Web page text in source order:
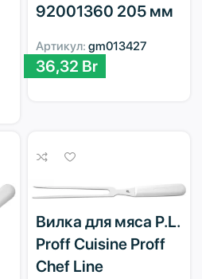
92001360 205 мм
Артикул: gm013427
36,32 Br
Вилка для мяса P.L.
Proff Cuisine Proff
Chef Line